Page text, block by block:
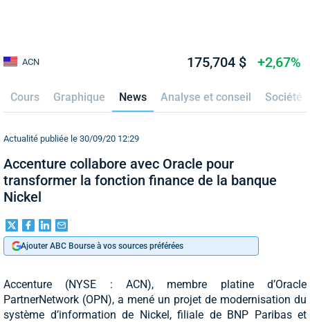
ACN 175,704 $ +2,67%
Cours Graphique News Analyse et conseil Société
Actualité publiée le 30/09/20 12:29
Accenture collabore avec Oracle pour
transformer la fonction finance de la banque
Nickel
Ajouter ABC Bourse à vos sources préférées
Accenture (NYSE : ACN), membre platine d’Oracle
PartnerNetwork (OPN), a mené un projet de modernisation du
système d’information de Nickel, filiale de BNP Paribas et